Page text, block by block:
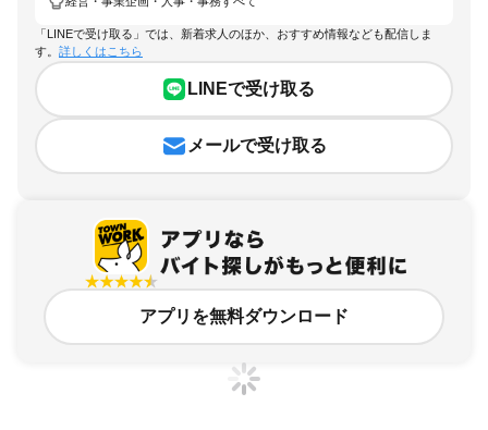
「LINEで受け取る」では、新着求人のほか、おすすめ情報なども配信しま
す。 詳しくはこちら
LINEで受け取る
メールで受け取る
アプリを無料ダウンロード